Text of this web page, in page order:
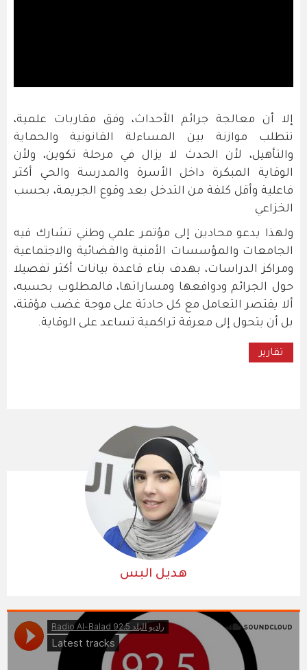
إلا أن معالجة جرائم الأحداث، وفق مقاربات علمية،
تتطلب موازنة بين المساءلة القانونية والحماية
والتأهيل، لأن الحدث لا يزال في مرحلة تكوين، ولأن
الوقاية المبكرة داخل الأسرة والمدرسة والحي أكثر
فاعلية وأقل كلفة من التدخل بعد وقوع الجريمة، بحسب
الخزاعي
ولهذا يدعو محادين إلى مؤتمر علمي وطني تشارك فيه
الجامعات والمؤسسات الأمنية والقضائية والاجتماعية
ومراكز الدراسات، بهدف بناء قاعدة بيانات أكثر تفصيلا
حول الجرائم ودوافعها ومساراتها، فالمطلوب بحسبه،
ألا يقتصر التعامل مع كل حادثة على موجة غضب مؤقتة،
بل أن يتحول إلى معرفة تراكمية تساعد على الوقاية.
تقارير
هديل البس